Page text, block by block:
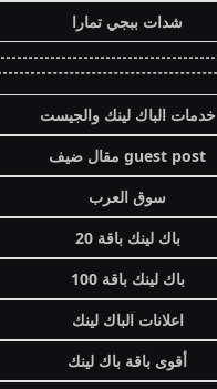
شدات ببجي تمارا
خدمات الباك لينك والجيست
guest post مقال ضيف
سوق العرب
باك لينك باقة 20
باك لينك باقة 100
اعلانات الباك لينك
أقوى باقة باك لينك